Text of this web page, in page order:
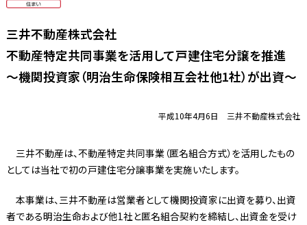
三井不動産株式会社
不動産特定共同事業を活用して戸建住宅分譲を推進
〜機関投資家（明治生命保険相互会社他1社）が出資〜
平成10年4月6日 三井不動産株式会社
三井不動産は、不動産特定共同事業（匿名組合方式）を活用したもの
としては当社で初の戸建住宅分譲事業を実施いたします。
本事業は、三井不動産は営業者として機関投資家に出資を募り、出資
者である明治生命および他1社と匿名組合契約を締結し、出資金を受け